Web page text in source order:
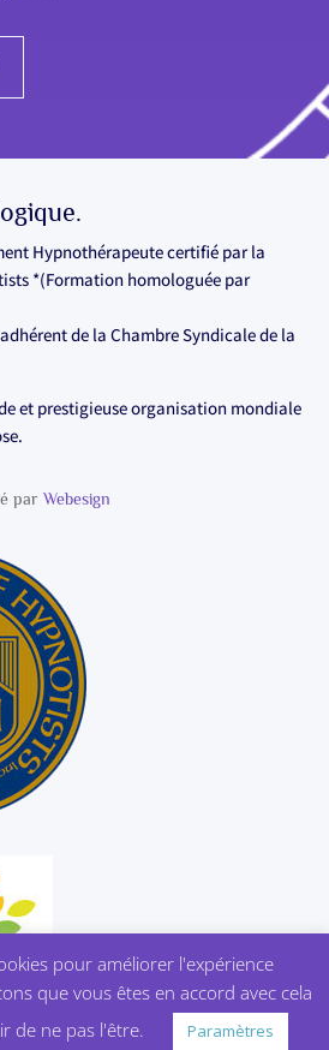
Hypnothérapeute certifié par la
*(Formation homologuée par
de la Chambre Syndicale de la
et prestigieuse organisation mondiale
parWebesign
pour améliorer l'expérience
que vous êtes en accord avec cela
de ne pas l'être.
Paramètres